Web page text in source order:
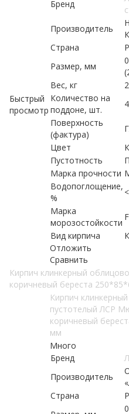
Быстрый
просмотр
Бренд
Производитель
Страна
Размер, мм
Вес, кг
Количество на
поддоне, шт.
Поверхность
(фактура)
Цвет
Пустотность
Марка прочности
Водопоглощение,
%
Марка
морозостойкости
Вид кирпича
Отложить
Сравнить
Кирпич клинкерный
коричневый береста
Кирпич
пустотелый ЛСР
коричневый
мм
Много
Бренд
Производитель
Страна